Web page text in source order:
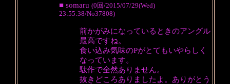
■ somaru (0回/2015/07/29(Wed)
23:55:38/No37808)
前かがみになっているときのアングル
最高ですね。
食い込み気味のPがとてもいやらしく
なっています。
駄作で全然ありません。
抜きどころありましたよ。ありがとう